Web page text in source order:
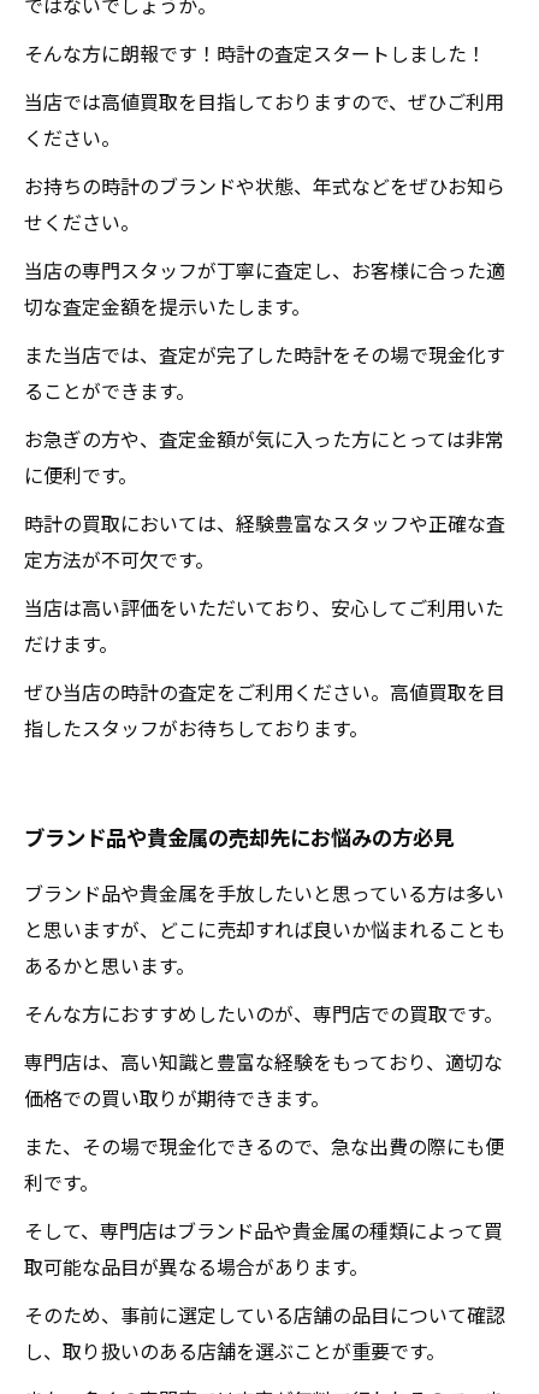
そんな方に朗報です！時計の査定スタートしました！
当店では高値買取を目指しておりますので、ぜひご利用
ください。
お持ちの時計のブランドや状態、年式などをぜひお知ら
せください。
当店の専門スタッフが丁寧に査定し、お客様に合った適
切な査定金額を提示いたします。
また当店では、査定が完了した時計をその場で現金化す
ることができます。
お急ぎの方や、査定金額が気に入った方にとっては非常
に便利です。
時計の買取においては、経験豊富なスタッフや正確な査
定方法が不可欠です。
当店は高い評価をいただいており、安心してご利用いた
だけます。
ぜひ当店の時計の査定をご利用ください。高値買取を目
指したスタッフがお待ちしております。
ブランド品や貴金属の売却先にお悩みの方必見
ブランド品や貴金属を手放したいと思っている方は多い
と思いますが、どこに売却すれば良いか悩まれることも
あるかと思います。
そんな方におすすめしたいのが、専門店での買取です。
専門店は、高い知識と豊富な経験をもっており、適切な
価格での買い取りが期待できます。
また、その場で現金化できるので、急な出費の際にも便
利です。
そして、専門店はブランド品や貴金属の種類によって買
取可能な品目が異なる場合があります。
そのため、事前に選定している店舗の品目について確認
し、取り扱いのある店舗を選ぶことが重要です。